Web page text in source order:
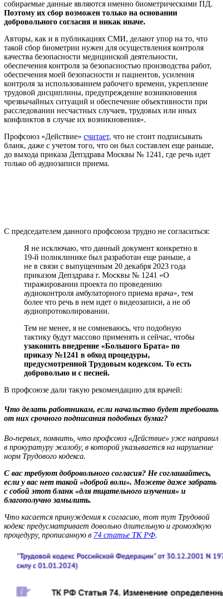
собираемые данные являются именно биометрическими ПД.
Поэтому их сбор возможен только на основании
добровольного согласия и никак иначе.
Авторы, как и в публикациях СМИ, делают упор на то, что
такой сбор биометрии нужен для осуществления контроля
качества безопасности медицинской деятельности,
обеспечения контроля за безопасностью производства работ,
обеспечения моей безопасности и пациентов, усиления
контроля за использованием рабочего времени, укрепление
трудовой дисциплины, предупреждение возникновения
чрезвычайных ситуаций и обеспечение объективности при
расследовании несчастных случаев, трудовых или иных
конфликтов в случае их возникновения».
Профсоюз «Действие» считает, что не стоит подписывать
бланк, даже с учетом того, что он был составлен еще раньше,
до выхода приказа Депздрава Москвы № 1241, где речь идет
только об аудиозаписи приема.
С председателем данного профсоюза трудно не согласиться:
Я не исключаю, что данный документ конкретно в
19-й поликлинике был разработан еще раньше, а
не в связи с выпущенным 20 декабря 2023 года
приказом Депздрава г. Москвы № 1241 «О
тиражировании проекта по проведению
аудиоконтроля амбулаторного приема врача», тем
более что речь в нем идет о видеозаписи, а не об
аудиопротоколировании.
Тем не менее, я не сомневаюсь, что подобную
тактику будут массово применять и сейчас, чтобы
узаконить внедрение «Большого Брата» по
приказу №1241 в обход процедуры,
предусмотренной Трудовым кодексом. То есть
добровольно и с песней.
В профсоюзе дали такую рекомендацию для врачей:
Что делать работникам, если начальство будет требовать
от них срочного подписания подобных бумаг?
Во-первых, помнить, что профсоюз «Действие» уже направил
в прокуратуру жалобу, в которой указывается на нарушение
норм Трудового кодекса.
С вас требуют добровольного согласия? Не соглашайтесь,
если у вас нет такой «доброй воли». Можете даже забрать
с собой этот бланк «для тщательного изучения» и
благополучно замылить.
Что касается принуждения к согласию, тот тут Трудовой
кодекс предусматривает довольно длительную и громоздкую
процедуру, прописанную в 74 статье ТК РФ.